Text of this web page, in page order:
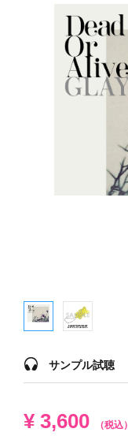
サンプル試聴
¥ 3,600
（税込）